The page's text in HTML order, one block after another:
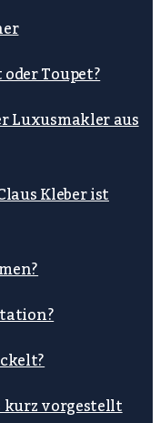
Toupet?
Luxusmakler aus
Kleber ist
kurz vorgestellt